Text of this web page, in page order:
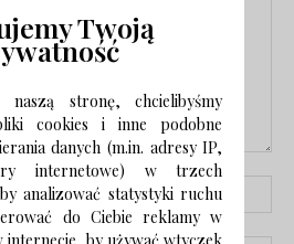
Twoją
naszą stronę, chcielibyśmy
cookies i inne podobne
danych (m.in. adresy IP,
internetowe) w trzech
analizować statystyki ruchu
do Ciebie reklamy w